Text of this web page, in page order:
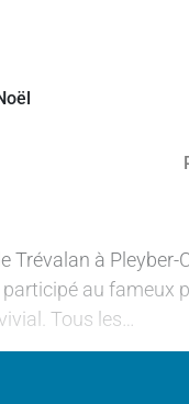
Trévalan à
au fameux
Tous les…